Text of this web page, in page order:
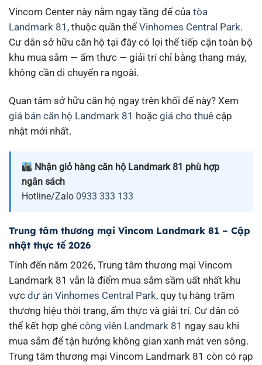
Vincom Center này nằm ngay tầng đế của tòa
Landmark 81 , thuộc quần thể Vinhomes Central Park.
Cư dân sở hữu căn hộ tại đây có lợi thế tiếp cận toàn bộ
khu mua sắm — ẩm thực — giải trí chỉ bằng thang máy,
không cần di chuyển ra ngoài.
Quan tâm sở hữu căn hộ ngay trên khối đế này? Xem
giá bán căn hộ Landmark 81 hoặc giá cho thuê cập
nhật mới nhất.
Nhận giỏ hàng căn hộ Landmark 81 phù hợp
ngân sách
Hotline/Zalo 0933 333 133
Trung tâm thương mại Vincom Landmark 81 – Cập
nhật thực tế 2026
Tính đến năm 2026, Trung tâm thương mại Vincom
Landmark 81 vẫn là điểm mua sắm sầm uất nhất khu
vực dự án Vinhomes Central Park, quy tụ hàng trăm
thương hiệu thời trang, ẩm thực và giải trí. Cư dân có
thể kết hợp ghé công viên Landmark 81 ngay sau khi
mua sắm để tận hưởng không gian xanh mát ven sông.
Trung tâm thương mại Vincom Landmark 81 còn có rạp